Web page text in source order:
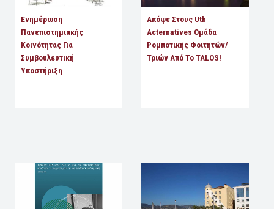
Ενημέρωση
Πανεπιστημιακής
Κοινότητας Για
Συμβουλευτική
Υποστήριξη
Απόψε Στους Uth
Acternatives Oμάδα
Ρομποτικής Φοιτητών/
Τριών Από Το TALOS!